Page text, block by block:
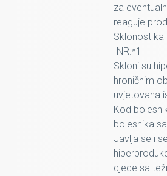
za
reaguje
Sklonost
INR.*1
Skloni su
hroničnim
uvjetovana
Kod
bolesnika
Javlja se i
djece sa